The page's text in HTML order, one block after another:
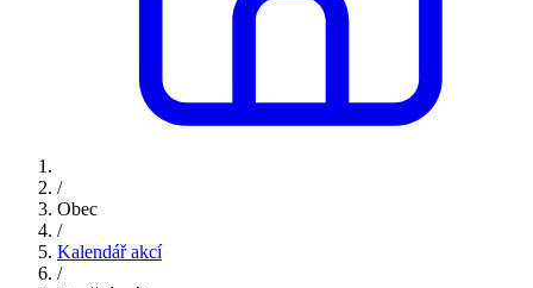
/
Obec
/
Kalendář akcí
/